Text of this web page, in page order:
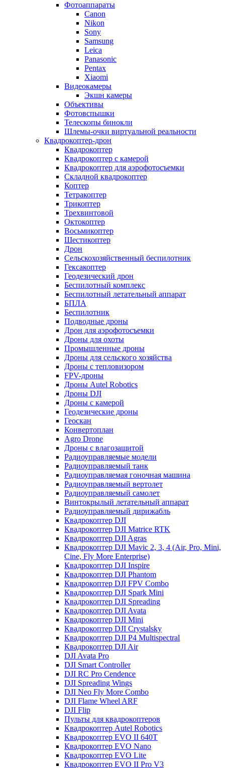
Фотоаппараты
Canon
Nikon
Sony
Samsung
Leica
Panasonic
Pentax
Xiaomi
Видеокамеры
Экшн камеры
Объективы
Фотовспышки
Телескопы бинокли
Шлемы-очки виртуальной реальности
Квадрокоптер-дрон
Квадрокоптер
Квадрокоптер с камерой
Квадрокоптер для аэрофотосъемки
Складной квадрокоптер
Коптер
Тетракоптер
Трикоптер
Трехвинтовой
Октокоптер
Восьмикоптер
Шестикоптер
Дрон
Сельскохозяйственный беспилотник
Гексакоптер
Геодезический дрон
Беспилотный комплекс
Беспилотный летательный аппарат
БПЛА
Беспилотник
Подводные дроны
Дрон для аэрофотосъемки
Дроны для охоты
Промышленные дроны
Дроны для сельского хозяйства
Дроны с тепловизором
FPV-дроны
Дроны Autel Robotics
Дроны DJI
Дроны с камерой
Геодезические дроны
Геоскан
Конвертоплан
Agro Drone
Дроны с влагозащитой
Радиоуправляемые модели
Радиоуправляемый танк
Радиоуправляемая гоночная машина
Радиоуправляемый вертолет
Радиоуправляемый самолет
Винтокрылый летательный аппарат
Радиоуправляемый дирижабль
Квадрокоптер DJI
Квадрокоптер DJI Matrice RTK
Квадрокоптер DJI Agras
Квадрокоптер DJI Mavic 2, 3, 4 (Air, Pro, Mini,
Cine, Fly More Enterprise)
Квадрокоптер DJI Inspire
Квадрокоптер DJI Phantom
Квадрокоптер DJI FPV Combo
Квадрокоптер DJI Spark Mini
Квадрокоптер DJI Spreading
Квадрокоптер DJI Avata
Квадрокоптер DJI Mini
Квадрокоптер DJI Crystalsky
Квадрокоптер DJI P4 Multispectral
Квадрокоптер DJI Air
DJI Avata Pro
DJI Smart Controller
DJI RC Pro Cendence
DJI Spreading Wings
DJI Neo Fly More Combo
DJI Flame Wheel ARF
DJI Flip
Пульты для квадрокоптеров
Квадрокоптер Autel Robotics
Квадрокоптер EVO II 640T
Квадрокоптер EVO Nano
Квадрокоптер EVO Lite
Квадрокоптер EVO II Pro V3